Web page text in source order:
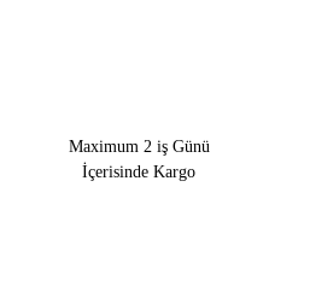
Maximum 2 iş Günü
İçerisinde Kargo